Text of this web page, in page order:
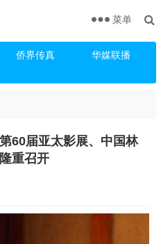
侨界传真
华媒联播
菜单
60届亚太影展、中国林
重召开